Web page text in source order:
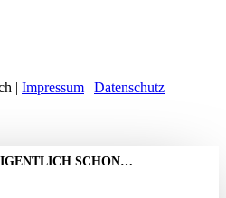
| Impressum | Datenschutz
SCHON…